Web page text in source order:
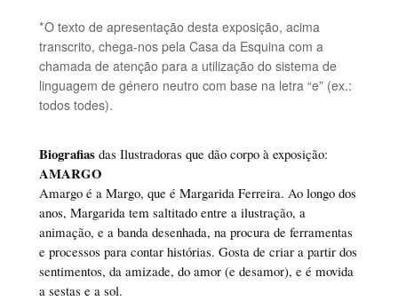
*O texto de apresentação desta exposição, acima
transcrito, chega-nos pela Casa da Esquina com a
chamada de atenção para a utilização do sistema de
linguagem de género neutro com base na letra “e” (ex.:
todos todes).
Biografiasdas Ilustradoras que dão corpo à exposição:
AMARGO
Amargo é a Margo, que é Margarida Ferreira. Ao longo dos
anos, Margarida tem saltitado entre a ilustração, a
animação, e a banda desenhada, na procura de ferramentas
e processos para contar histórias. Gosta de criar a partir dos
sentimentos, da amizade, do amor (e desamor), e é movida
a sestas e a sol.